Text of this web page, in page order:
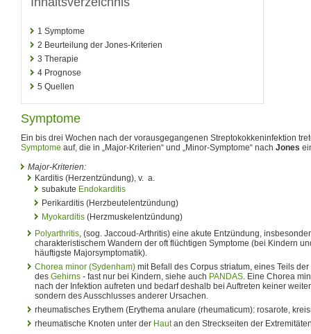
1 Symptome
2 Beurteilung der Jones-Kriterien
3 Therapie
4 Prognose
5 Quellen
Symptome
Ein bis drei Wochen nach der vorausgegangenen Streptokokkeninfektion
Symptome auf, die in „Major-Kriterien“ und „Minor-Symptome“ nach Jones
Major-Kriterien:
Karditis (Herzentzündung), v. a.
subakute Endokarditis
Perikarditis (Herzbeutelentzündung)
Myokarditis (Herzmuskelentzündung)
Polyarthritis, (sog. Jaccoud-Arthritis) eine akute Entzündung,
charakteristischem Wandern der oft flüchtigen Symptome (bei Kindern
häuftigste Majorsymptomatik).
Chorea minor (Sydenham) mit Befall des Corpus striatum, eines Teils
des Gehirns - fast nur bei Kindern, siehe auch PANDAS. Eine Chorea
nach der Infektion aufreten und bedarf deshalb bei Auftreten keiner
sondern des Ausschlusses anderer Ursachen.
rheumatisches Erythem (Erythema anulare (rheumaticum): rosarote,
rheumatische Knoten unter der Hautan den Streckseiten der